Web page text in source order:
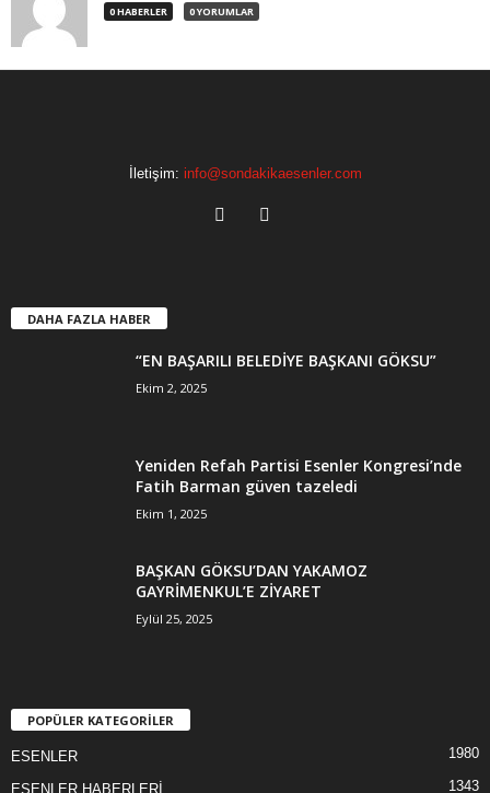
0 HABERLER 0 YORUMLAR
İletişim: info@sondakikaesenler.com
DAHA FAZLA HABER
“EN BAŞARILI BELEDİYE BAŞKANI GÖKSU”
Ekim 2, 2025
Yeniden Refah Partisi Esenler Kongresi’nde
Fatih Barman güven tazeledi
Ekim 1, 2025
BAŞKAN GÖKSU’DAN YAKAMOZ
GAYRİMENKUL’E ZİYARET
Eylül 25, 2025
POPÜLER KATEGORİLER
ESENLER 1980
ESENLER HABERLERİ 1343